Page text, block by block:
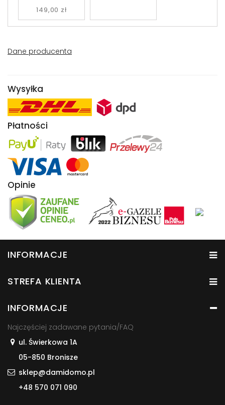
149,00 zł
Dane producenta
Wysyłka
Płatności
Opinie
INFORMACJE
STREFA KLIENTA
INFORMACJE
Najczęściej zadawane pytania/FAQ
ul. Świerkowa 1A
05-850 Bronisze
sklep@damidomo.pl
+48 570 071 090